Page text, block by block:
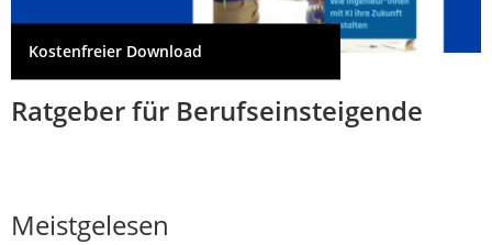
Kostenfreier Download
Ratgeber für Berufseinsteigende
Meistgelesen